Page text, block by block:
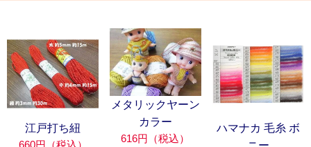
江戸打ち紐
660円（税込）
メタリックヤーン
カラー
616円（税込）
ハマナカ 毛糸 ボ